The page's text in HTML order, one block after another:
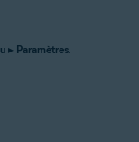
▸ Paramètres.